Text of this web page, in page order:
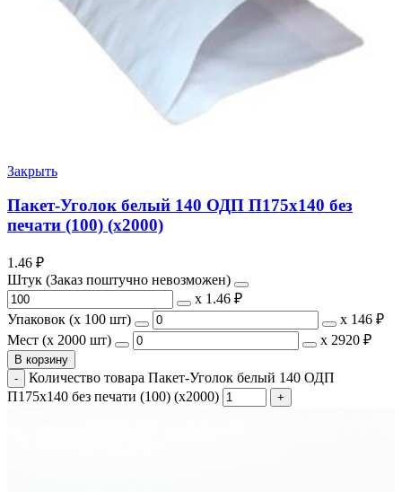
Закрыть
Пакет-Уголок белый 140 ОДП П175х140 без
печати (100) (х2000)
1.46 ₽
Штук (Заказ поштучно невозможен)
х 1.46 ₽
Упаковок (x 100 шт)
х 146 ₽
Мест (x 2000 шт)
х 2920 ₽
В корзину
Количество товара Пакет-Уголок белый 140 ОДП
П175х140 без печати (100) (х2000)